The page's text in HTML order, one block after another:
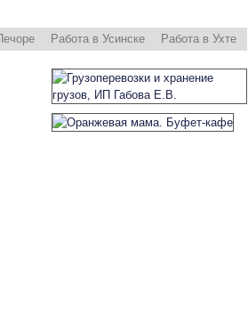
Работа в Усинске Работа в Ухте